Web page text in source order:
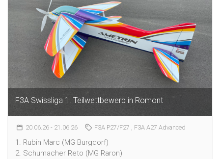
F3A Swissliga 1. Teilwettbewerb in Romont
20.06.26 - 21.06.26 F3A P27/F27 , F3A A27 Advanced
1. Rubin Marc (MG Burgdorf)
2. Schumacher Reto (MG Raron)